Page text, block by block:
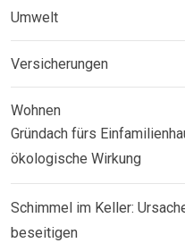
Umwelt
Versicherungen
Wohnen
Gründach fürs
ökologische Wirkung
Schimmel im Keller:
beseitigen